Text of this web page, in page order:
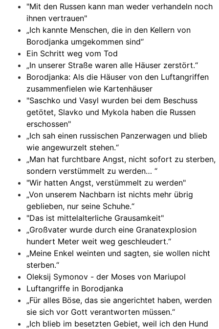
"Mit den Russen kann man weder verhandeln noch
ihnen vertrauen"
„Ich kannte Menschen, die in den Kellern von
Borodjanka umgekommen sind“
Ein Schritt weg vom Tod
„In unserer Straße waren alle Häuser zerstört.“
Borodjanka: Als die Häuser von den Luftangriffen
zusammenfielen wie Kartenhäuser
"Saschko und Vasyl wurden bei dem Beschuss
getötet, Slavko und Mykola haben die Russen
erschossen"
„Ich sah einen russischen Panzerwagen und blieb
wie angewurzelt stehen.“
„Man hat furchtbare Angst, nicht sofort zu sterben,
sondern verstümmelt zu werden… “
"Wir hatten Angst, verstümmelt zu werden"
„Von unserem Nachbarn ist nichts mehr übrig
geblieben, nur seine Schuhe.“
"Das ist mittelalterliche Grausamkeit"
„Großvater wurde durch eine Granatexplosion
hundert Meter weit weg geschleudert.“
„Meine Enkel weinten und sagten, sie wollen nicht
sterben.“
Oleksij Symonov - der Moses von Mariupol
Luftangriffe in Borodjanka
„Für alles Böse, das sie angerichtet haben, werden
sie sich vor Gott verantworten müssen.“
„Ich blieb im besetzten Gebiet, weil ich den Hund